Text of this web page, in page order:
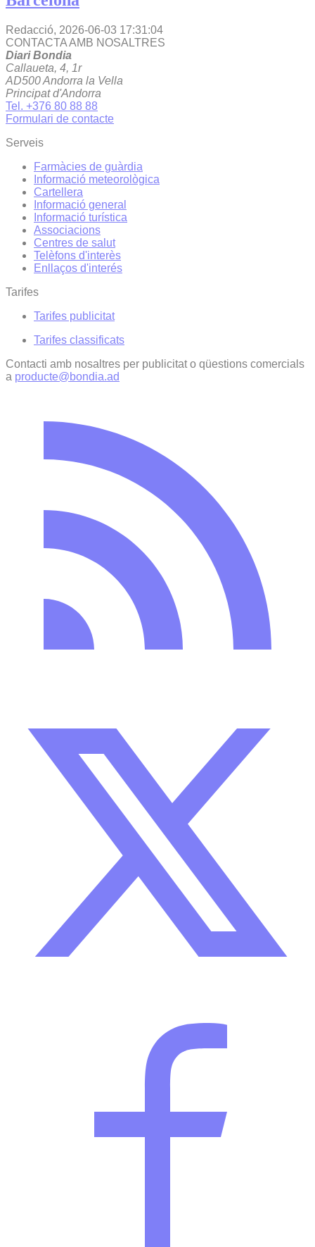
Redacció, 2026-06-03 17:31:04
CONTACTA AMB NOSALTRES
Diari Bondia
Callaueta, 4, 1r
AD500 Andorra la Vella
Principat d'Andorra
Tel. +376 80 88 88
Formulari de contacte
Serveis
Farmàcies de guàrdia
Informació meteorològica
Cartellera
Informació general
Informació turística
Associacions
Centres de salut
Telèfons d'interès
Enllaços d'interés
Tarifes
Tarifes publicitat
Tarifes classificats
Contacti amb nosaltres per publicitat o qüestions comercials
a producte@bondia.ad